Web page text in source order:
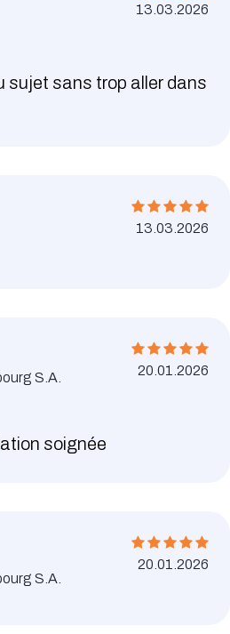
13.03.2026
sujet sans trop aller dans
13.03.2026
S.A.
20.01.2026
soignée
S.A.
20.01.2026